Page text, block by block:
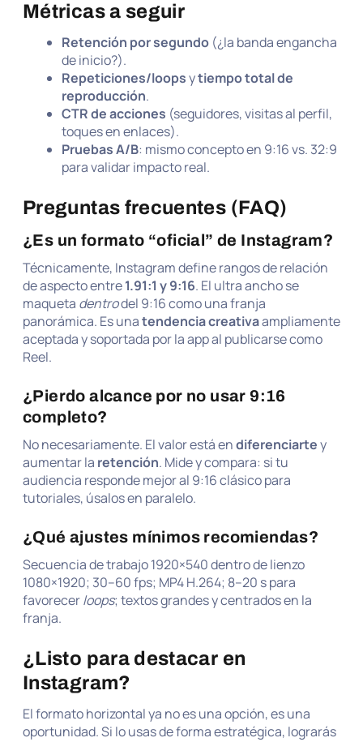
Métricas a seguir
Retención por segundo (¿la banda engancha
de inicio?).
Repeticiones/loopsytiempo total de
reproducción.
CTR de acciones (seguidores, visitas al perfil,
toques en enlaces).
Pruebas A/B: mismo concepto en 9:16 vs. 32:9
para validar impacto real.
Preguntas frecuentes (FAQ)
¿Es un formato “oficial” de Instagram?
Técnicamente, Instagram define rangos de relación
de aspecto entre1.91:1 y 9:16. El ultra ancho se
maqueta dentrodel 9:16 como una franja
panorámica. Es unatendencia creativaampliamente
aceptada y soportada por la app al publicarse como
Reel.
¿Pierdo alcance por no usar 9:16
completo?
No necesariamente. El valor está endiferenciartey
aumentar la retención. Mide y compara: si tu
audiencia responde mejor al 9:16 clásico para
tutoriales, úsalos en paralelo.
¿Qué ajustes mínimos recomiendas?
Secuencia de trabajo 1920×540 dentro de lienzo
1080×1920; 30–60 fps; MP4 H.264; 8–20 s para
favorecerloops; textos grandes y centrados en la
franja.
¿Listo para destacar en
Instagram?
El formato horizontal ya no es una opción, es una
oportunidad. Si lo usas de forma estratégica, lograrás